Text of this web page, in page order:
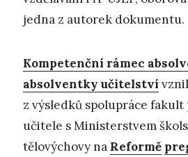
jedna z autorek dokumentu.
Kompetenční rámec
absolventky učitelství
z výsledků spolupráce
učitele s Ministerstvem
tělovýchovy na Reformě